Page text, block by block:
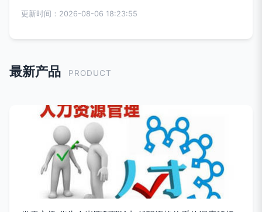
更新时间：2026-08-06 18:23:55
最新产品 PRODUCT